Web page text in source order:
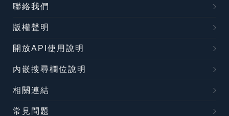
聯絡我們
版權聲明
開放API使用說明
內嵌搜尋欄位說明
相關連結
常見問題